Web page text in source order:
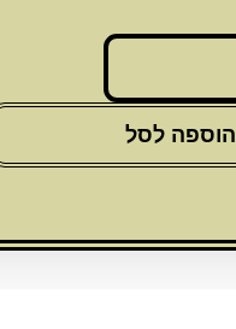
הוספה לסל